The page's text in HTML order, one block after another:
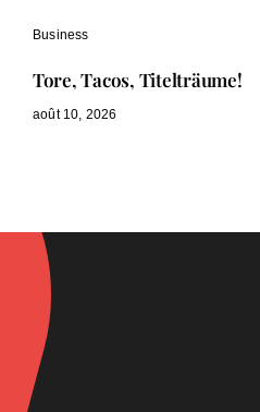
Business
Tore, Tacos, Titelträume!
août 10, 2026